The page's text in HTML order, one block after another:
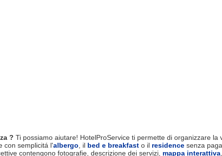
? Ti possiamo aiutare! HotelProService ti permette di organizzare
con semplicitá l'albergo , il bed e breakfast o il residence senza
contengono fotografie, descrizione dei servizi, mappa interattiva